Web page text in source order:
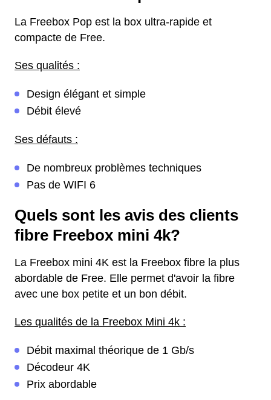
La Freebox Pop est la box ultra-rapide et
compacte de Free.
Ses qualités :
Design élégant et simple
Débit élevé
Ses défauts :
De nombreux problèmes techniques
Pas de WIFI 6
Quels sont les avis des clients
fibre Freebox mini 4k?
La Freebox mini 4K est la Freebox fibre la plus
abordable de Free. Elle permet d'avoir la fibre
avec une box petite et un bon débit.
Les qualités de la Freebox Mini 4k :
Débit maximal théorique de 1 Gb/s
Décodeur 4K
Prix abordable